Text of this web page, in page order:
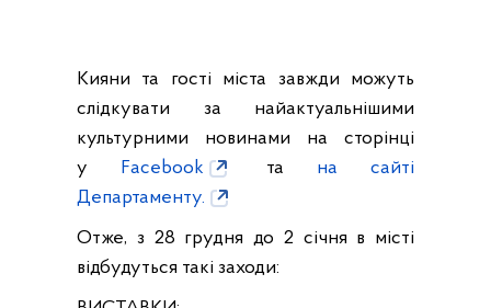
Кияни та гості міста завжди можуть
слідкувати за найактуальнішими
культурними новинами на сторінці
у Facebook та на сайті
Департаменту.
Отже, з 28 грудня до 2 січня в місті
відбудуться такі заходи: